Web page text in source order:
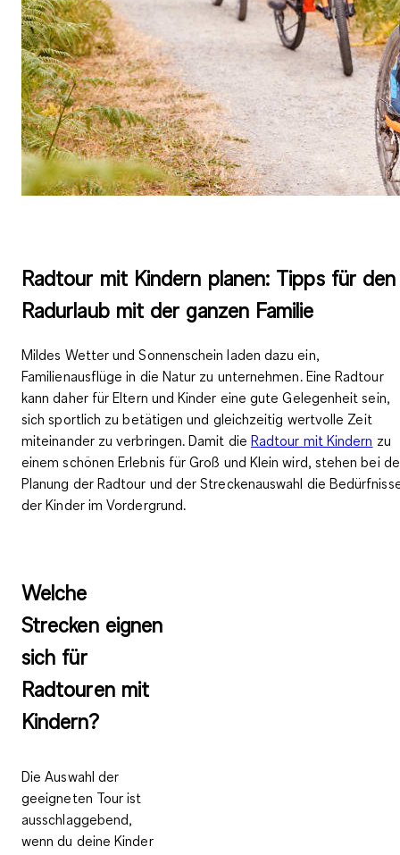
Radtour mit Kindern planen: Tipps für den
Radurlaub mit der ganzen Familie
Mildes Wetter und Sonnenschein laden dazu ein,
Familienausflüge in die Natur zu unternehmen. Eine Radtour
kann daher für Eltern und Kinder eine gute Gelegenheit sein,
sich sportlich zu betätigen und gleichzeitig wertvolle Zeit
miteinander zu verbringen. Damit die Radtour mit Kindern zu
einem schönen Erlebnis für Groß und Klein wird, stehen bei
Planung der Radtour und der Streckenauswahl die
der Kinder im Vordergrund.
Welche
Strecken eignen
sich für
Radtouren mit
Kindern?
Die Auswahl der
geeigneten Tour ist
ausschlaggebend,
wenn du deine Kinder